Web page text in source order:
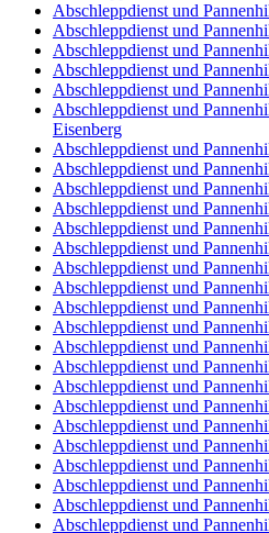
Abschleppdienst und
Abschleppdienst und
Abschleppdienst und
Abschleppdienst und
Abschleppdienst und
Abschleppdienst und
Eisenberg
Abschleppdienst und
Abschleppdienst und
Abschleppdienst und
Abschleppdienst und
Abschleppdienst und
Abschleppdienst und
Abschleppdienst und
Abschleppdienst und
Abschleppdienst und
Abschleppdienst und
Abschleppdienst und
Abschleppdienst und
Abschleppdienst und
Abschleppdienst und
Abschleppdienst und
Abschleppdienst und
Abschleppdienst und
Abschleppdienst und
Abschleppdienst und
Abschleppdienst und